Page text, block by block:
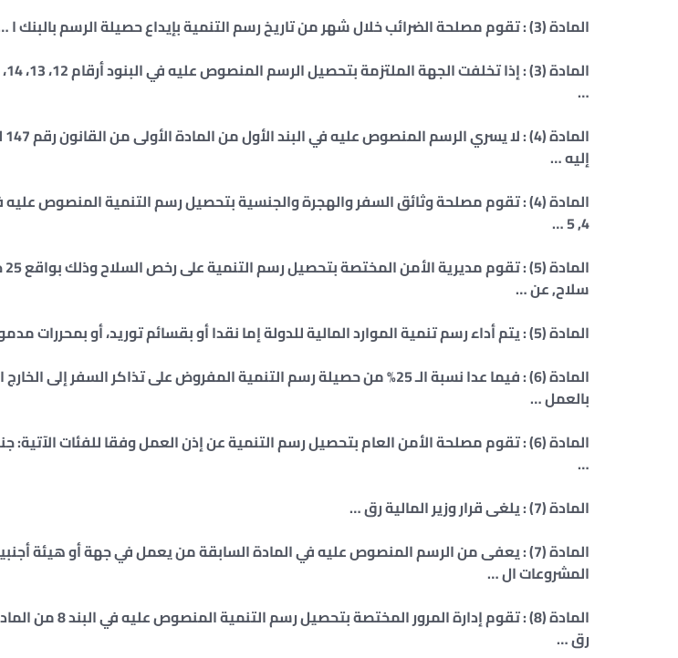
المادة (3) : تقوم مصلحة الضرائب خلال شهر من تاريخ رسم التنمية بإيداع حصيلة الرسم بالبنك ا …
…
إليه …
4, 5 …
سلاح, عن …
المادة (5) : يتم أداء رسم تنمية الموارد المالية للدولة إما نقدا أو بقسائم توريد، أو بمحررات مدموغة مقدما …
المادة (6) : فيما عدا نسبة الـ 25% من حصيلة رسم التنمية المفروض على تذاكر السفر إلى
بالعمل …
…
المادة (7) : يلغى قرار وزير المالية رق …
المادة (7) : يعفى من الرسم المنصوص عليه في المادة السابقة من يعمل في جهة أو هيئة
المشروعات ال …
المادة (8) : تقوم إدارة المرور
رق …